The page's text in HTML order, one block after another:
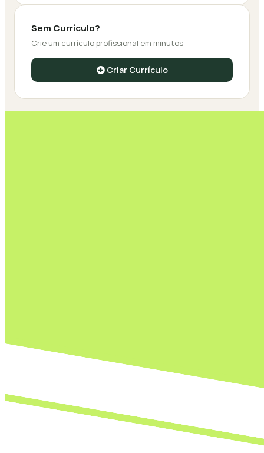
Sem Currículo?
Crie um currículo profissional em minutos
Criar Currículo